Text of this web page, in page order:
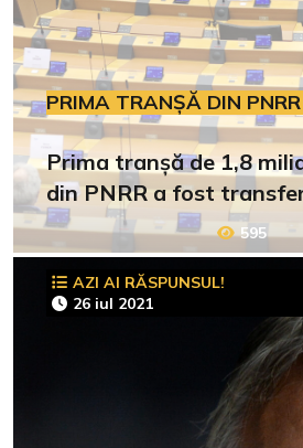
PRIMA TRANȘĂ DIN PNRR
Prima tranșă de 1,8
din PNRR a fost
595
AZI AI RĂSPUNSUL!
26 iul 2021